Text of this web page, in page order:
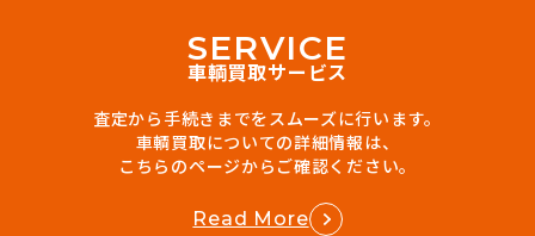
SERVICE
車輌買取サービス
査定から手続きまでをスムーズに行います。
車輌買取についての詳細情報は、
こちらのページからご確認ください。
Read More